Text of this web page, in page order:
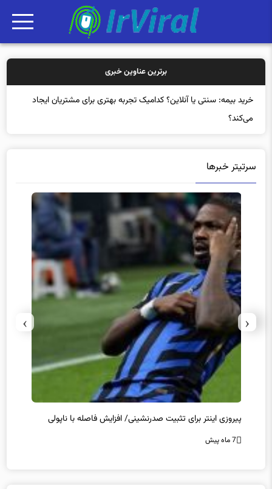
برترین عناوین خبری
خرید
پیروزی اینتر برای تثبیت صدرنشینی/ افزایش فاصله با ناپولی
7 ماه پیش